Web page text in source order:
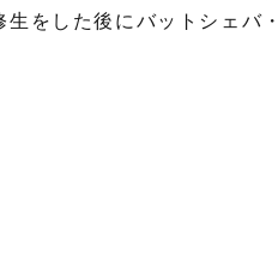
をした後にバットシェバ・